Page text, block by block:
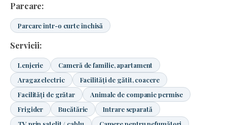
Parcare:
Parcare într-o curte închisă
Servicii:
Lenjerie
Cameră de familie, apartament
Aragaz electric
Facilități de gătit, coacere
Facilități de grătar
Animale de companie permise
Frigider
Bucătărie
Intrare separată